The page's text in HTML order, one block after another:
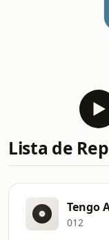
Lista de
Tengo
012